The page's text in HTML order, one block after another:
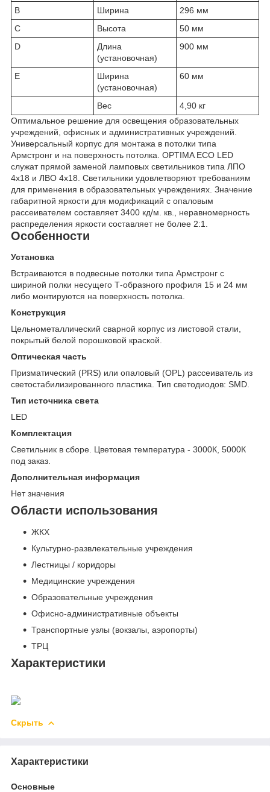
B
Ширина
296 мм
C
Высота
50 мм
D
Длина
(установочная)
900 мм
E
Ширина
(установочная)
60 мм
Вес
4,90 кг
Оптимальное решение для освещения образовательных
учреждений, офисных и административных учреждений.
Универсальный корпус для монтажа в потолки типа
Армстронг и на поверхность потолка. OPTIMA ECO LED
служат прямой заменой ламповых светильников типа ЛПО
4x18 и ЛВО 4x18. Светильники удовлетворяют требованиям
для применения в образовательных учреждениях. Значение
габаритной яркости для модификаций с опаловым
рассеивателем составляет 3400 кд/м. кв., неравномерность
распределения яркости составляет не более 2:1.
Особенности
Установка
Встраиваются в подвесные потолки типа Армстронг с
шириной полки несущего Т-образного профиля 15 и 24 мм
либо монтируются на поверхность потолка.
Конструкция
Цельнометаллический сварной корпус из листовой стали,
покрытый белой порошковой краской.
Оптическая часть
Призматический (PRS) или опаловый (OPL) рассеиватель из
светостабилизированного пластика. Тип светодиодов: SMD.
Тип источника света
LED
Комплектация
Светильник в сборе. Цветовая температура - 3000К, 5000К
под заказ.
Дополнительная информация
Нет значения
Области использования
ЖКХ
Культурно-развлекательные учреждения
Лестницы / коридоры
Медицинские учреждения
Образовательные учреждения
Офисно-административные объекты
Транспортные узлы (вокзалы, аэропорты)
ТРЦ
Характеристики
Скрыть
Характеристики
Основные